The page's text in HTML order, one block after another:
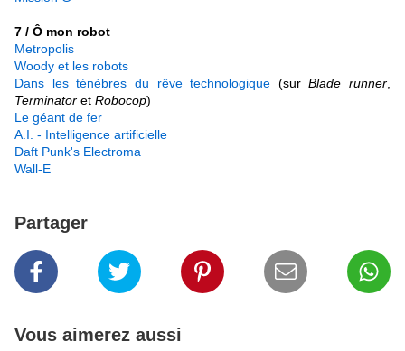
7 / Ô mon robot
Metropolis
Woody et les robots
Dans les ténèbres du rêve technologique (surBlade runner
Terminator et Robocop)
Le géant de fer
A.I. - Intelligence artificielle
Daft Punk's Electroma
Wall-E
Partager
Vous aimerez aussi